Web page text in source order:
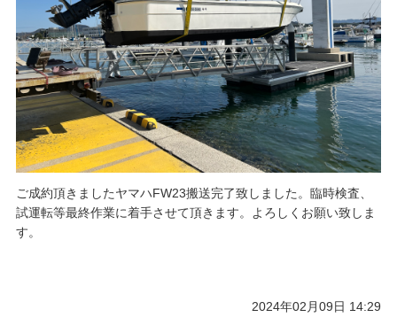
ご成約頂きましたヤマハFW23搬送完了致しました。臨時検査、
試運転等最終作業に着手させて頂きます。よろしくお願い致しま
す。
2024年02月09日 14:29